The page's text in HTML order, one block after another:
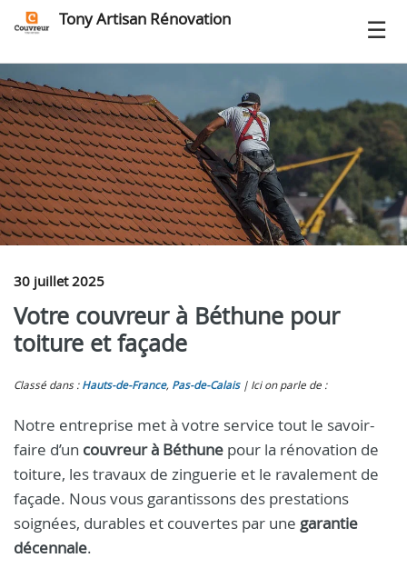
Tony Artisan Rénovation
30 juillet 2025
Votre couvreur à Béthune pour
toiture et façade
Classé dans : Hauts-de-France, Pas-de-Calais Ici on parle de :
Notre entreprise met à votre service tout le savoir-
faire d’un couvreur à Béthune pour la rénovation de
toiture, les travaux de zinguerie et le ravalement de
façade. Nous vous garantissons des prestations
soignées, durables et couvertes par une garantie
décennale.